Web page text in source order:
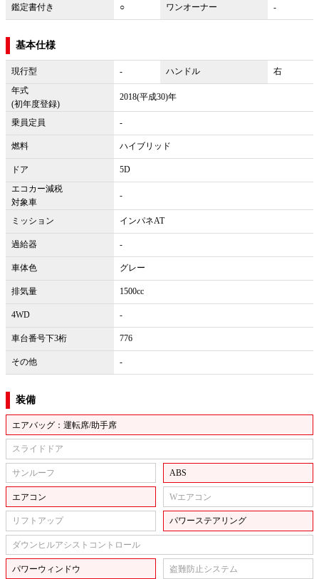
鑑定書付き ○ ワンオーナー -
基本仕様
現行型 - ハンドル
右
年式
(初年度登録)
2018(平成30)年
乗員定員 -
燃料 ハイブリッド
ドア
5D
エコカー減税
対象車
-
ミッション インパネAT
過給器 -
車体色 グレー
排気量 1500cc
4WD -
車台番号下3桁 776
その他 -
装備
エアバッグ：運転席/助手席
スライドドア
サンルーフ ABS
エアコン Wエアコン
リフトアップ パワーステアリング
ダウンヒルアシストコントロール
パワーウィンドウ 盗難防止システム